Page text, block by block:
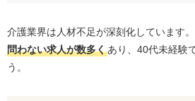
求人を探す手間が省ける
介護業界は人材不足が深刻化しています。
問わない求人が数多くあり、 40代未経験
う。